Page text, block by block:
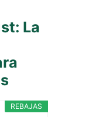
La
REBAJAS